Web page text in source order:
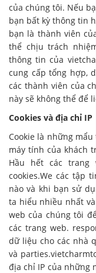
của chúng tôi. Nếu
bạn bất kỳ thông tin
bạn là thành viên
thể chịu trách
thông tin của
cung cấp tổng hợp,
các thành viên của
này sẽ không thể để
Cookies và địa chỉ IP
Cookie là những
máy tính của khách
Hầu hết các
cookies.We các tập
nào và khi bạn sử
ta hiểu nhiều nhất
web của chúng tôi
các trang web.
dữ liệu cho các nhà
và
địa chỉ IP của những